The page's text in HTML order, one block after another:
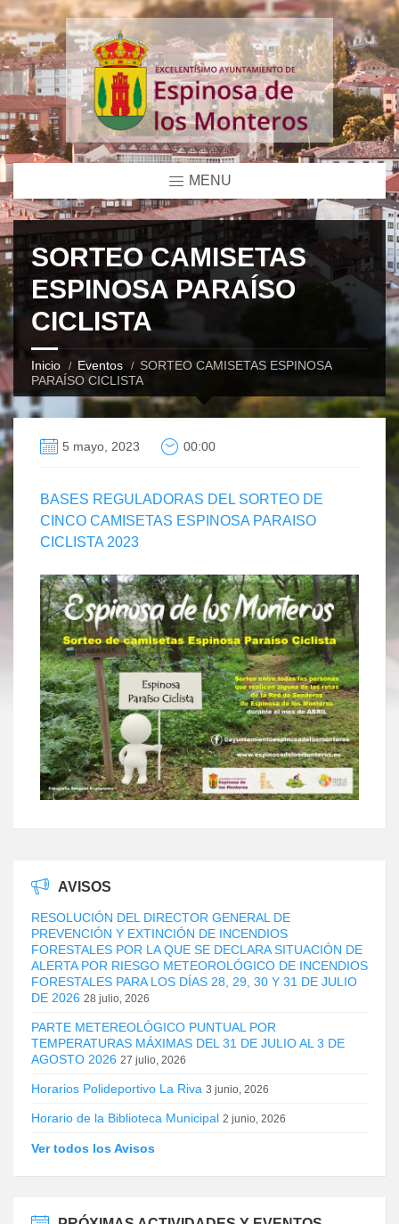
MENU
SORTEO CAMISETAS
ESPINOSA PARAÍSO
CICLISTA
Inicio Eventos
SORTEO CAMISETAS ESPINOSA
PARAÍSO CICLISTA
5 mayo, 2023 00:00
BASES REGULADORAS DEL SORTEO DE
CINCO CAMISETAS ESPINOSA PARAISO
CICLISTA 2023
AVISOS
RESOLUCIÓN DEL DIRECTOR GENERAL DE
PREVENCIÓN Y EXTINCIÓN DE INCENDIOS
FORESTALES POR LA QUE SE DECLARA SITUACIÓN DE
ALERTA POR RIESGO METEOROLÓGICO DE INCENDIOS
FORESTALES PARA LOS DÍAS 28, 29, 30 Y 31 DE JULIO
DE 2026 28 julio, 2026
PARTE METEREOLÓGICO PUNTUAL POR
TEMPERATURAS MÁXIMAS DEL 31 DE JULIO AL 3 DE
AGOSTO 2026 27 julio, 2026
Horarios Polideportivo La Riva 3 junio, 2026
Horario de la Biblioteca Municipal 2 junio, 2026
Ver todos los Avisos